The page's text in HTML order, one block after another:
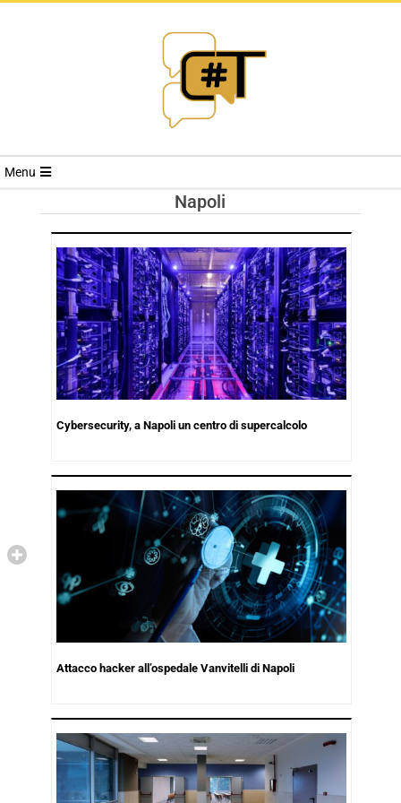
RIVISTA
TRENDS
Menu
Napoli
Cybersecurity, a Napoli un centro di supercalcolo
Attacco hacker all’ospedale Vanvitelli di Napoli